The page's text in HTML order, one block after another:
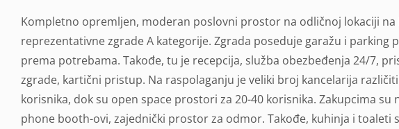
Kompletno opremljen, moderan poslovni prostor na odličnoj lokaciji na
reprezentativne zgrade A kategorije. Zgrada poseduje garažu i
prema potrebama. Takođe, tu je recepcija, služba obezbeđenja 24/7,
zgrade, kartični pristup. Na raspolaganju je veliki broj kancelarija
korisnika, dok su open space prostori za 20-40 korisnika. Zakupcima su
phone booth-ovi, zajednički prostor za odmor. Takođe, kuhinja i toaleti